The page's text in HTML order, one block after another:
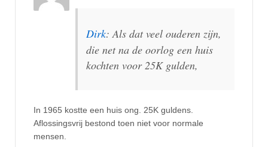
Dirk: Als dat veel ouderen zijn,
die net na de oorlog een huis
kochten voor 25K gulden,
In 1965 kostte een huis ong. 25K guldens.
Aflossingsvrij bestond toen niet voor normale
mensen.